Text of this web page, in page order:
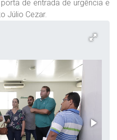
de entrada de urgência e
Júlio Cezar.